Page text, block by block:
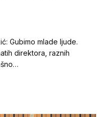
Gubimo mlade ljude.
direktora, raznih